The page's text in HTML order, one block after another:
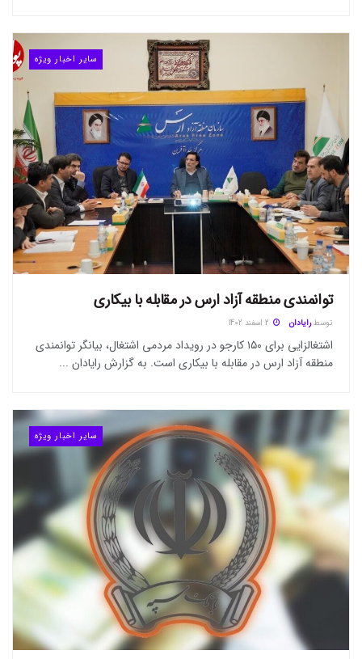
سایر اخبار ویژه
توانمندی منطقه آزاد ارس در مقابله با بیکاری
توسط رایادان
اشتغالزایی برای ۱۵۰ کارجو در رویداد مردمی اشتغال، بیانگر توانمندی
منطقه آزاد ارس در مقابله با بیکاری است. به گزارش رایادان ...
سایر اخبار ویژه